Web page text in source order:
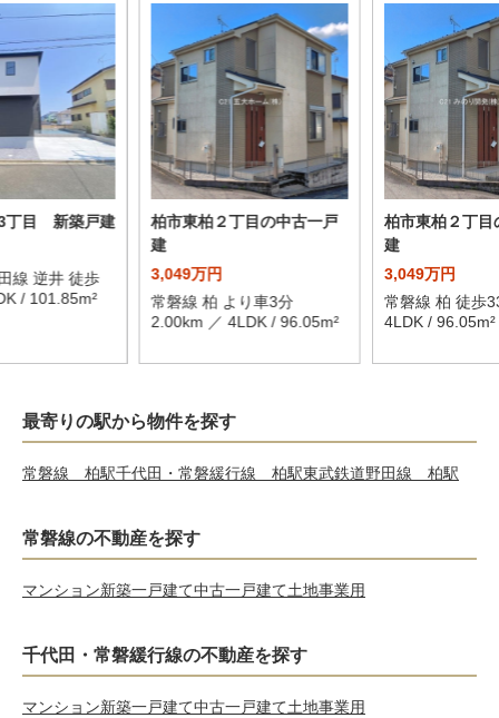
丁目 新築戸建
線 逆井 徒歩
/ 101.85m²
柏市東柏２丁目の中古一戸
建
3,049万円
常磐線 柏 より車3分
2.00km ／ 4LDK / 96.05m²
柏市東柏２丁目
建
3,049万円
常磐線 柏 徒歩
4LDK / 96.05m²
最寄りの駅から物件を探す
常磐線 柏駅千代田・常磐緩行線 柏駅東武鉄道野田線 柏駅
常磐線の不動産を探す
マンション新築一戸建て中古一戸建て土地事業用
千代田・常磐緩行線の不動産を探す
マンション新築一戸建て中古一戸建て土地事業用